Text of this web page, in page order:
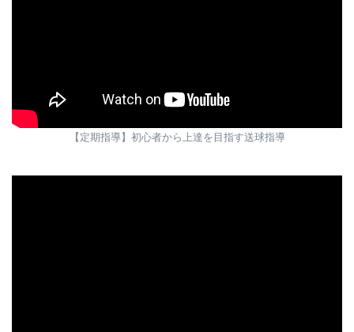
【定期指導】初心者から上達を目指す送球指導